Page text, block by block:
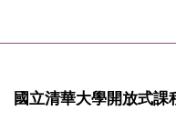
國立清華大學開放式課